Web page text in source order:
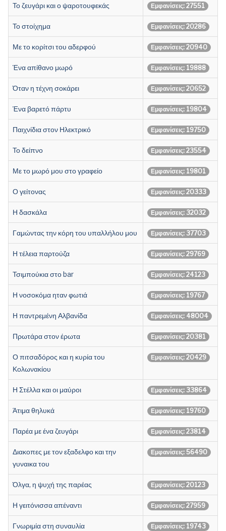
Το ζευγάρι και ο ψαροτουφεκάς Εμφανίσεις: 27551
Το στοίχημα Εμφανίσεις: 20286
Με το κορίτσι του αδερφού Εμφανίσεις: 20940
Ένα απίθανο μωρό Εμφανίσεις: 19888
Όταν η τέχνη σοκάρει Εμφανίσεις: 20652
Ένα βαρετό πάρτυ Εμφανίσεις: 19804
Παιχνίδια στον Ηλεκτρικό Εμφανίσεις: 19750
Το δείπνο Εμφανίσεις: 23554
Με το μωρό μου στο γραφείο Εμφανίσεις: 19801
Ο γείτονας Εμφανίσεις: 20333
Η δασκάλα Εμφανίσεις: 32032
Γαμώντας την κόρη του υπαλλήλου μου Εμφανίσεις: 37703
Η τέλεια παρτούζα Εμφανίσεις: 29769
Τσιμπούκια στο bar Εμφανίσεις: 24123
Η νοσοκόμα ηταν φωτιά Εμφανίσεις: 19767
Η παντρεμένη Αλβανίδα Εμφανίσεις: 48004
Πρωτάρα στον έρωτα Εμφανίσεις: 20381
Ο πιτσαδόρος και η κυρία του
Κολωνακίου
Εμφανίσεις: 20429
Η Στέλλα και οι μαύροι Εμφανίσεις: 33864
Άτιμα θηλυκά Εμφανίσεις: 19760
Παρέα με ένα ζευγάρι Εμφανίσεις: 23814
Διακοπες με τον εξαδελφο και την
γυναικα του
Εμφανίσεις: 56490
Όλγα, η ψυχή της παρέας Εμφανίσεις: 20123
Η γειτόνισσα απέναντι Εμφανίσεις: 27959
Γνωριμία στη συναυλία Εμφανίσεις: 19743